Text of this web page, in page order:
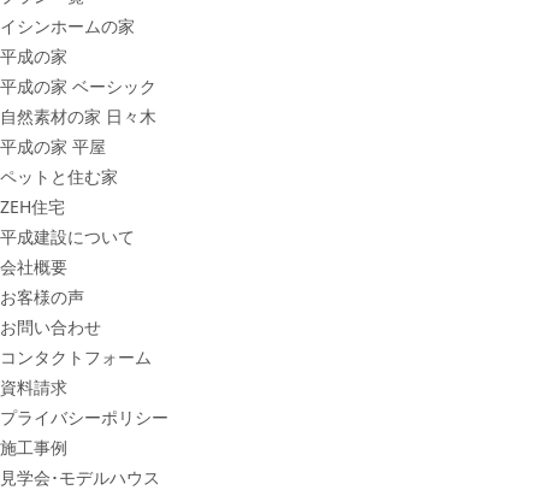
イシンホームの家
平成の家
平成の家 ベーシック
自然素材の家 日々木
平成の家 平屋
ペットと住む家
ZEH住宅
平成建設について
会社概要
お客様の声
お問い合わせ
コンタクトフォーム
資料請求
プライバシーポリシー
施工事例
見学会･モデルハウス